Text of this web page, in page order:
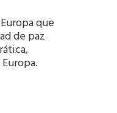
que
de paz